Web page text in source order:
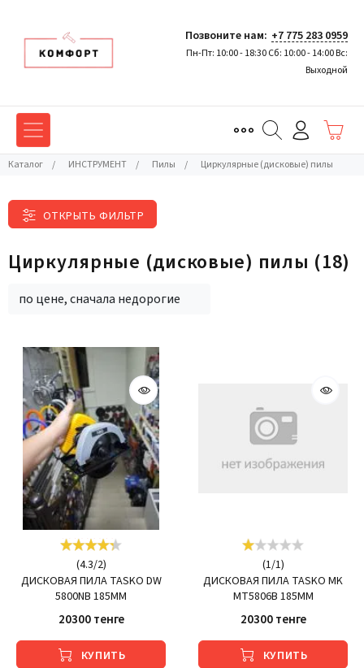
Позвоните нам: +7 775 283 0959
Пн-Пт: 10:00 - 18:30 Сб: 10:00 - 14:00 Вс:
Выходной
Каталог / ИНСТРУМЕНТ / Пилы / Циркулярные (дисковые) пилы
ОТКРЫТЬ ФИЛЬТР
Циркулярные (дисковые) пилы (18)
по цене, сначала недорогие
(4.3/2)
ДИСКОВАЯ ПИЛА TASKO DW
5800NB 185ММ
20300 тенге
КУПИТЬ
(1/1)
ДИСКОВАЯ ПИЛА TASKO MK
MT5806B 185MM
20300 тенге
КУПИТЬ